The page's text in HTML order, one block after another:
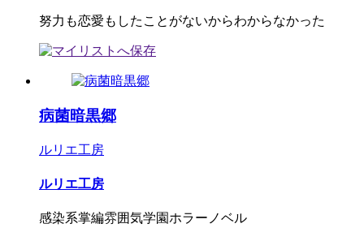
努力も恋愛もしたことがないからわからなかった
病菌暗黒郷
ルリエ工房
ルリエ工房
感染系掌編雰囲気学園ホラーノベル